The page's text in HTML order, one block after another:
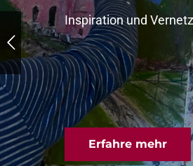
Inspiration und
Erfahre mehr